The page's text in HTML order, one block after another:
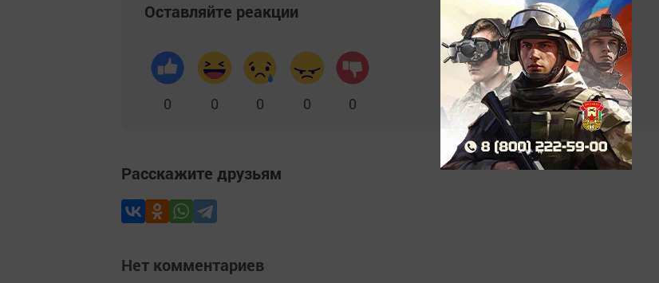
Оставляйте реакции
0 0 0 0 0
Расскажите друзьям
Нет комментариев